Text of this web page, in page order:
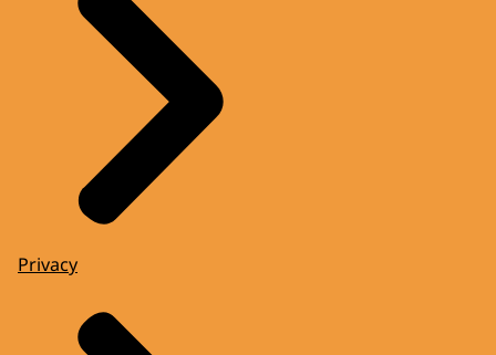
Privacy